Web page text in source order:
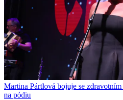
Martina Pártlová bojuje se
na pódiu